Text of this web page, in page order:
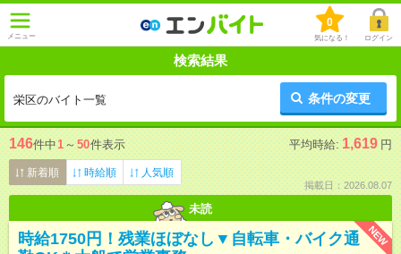
メニュー
0
気になる！ ログイン
検索結果
栄区のバイト一覧 条件の変更
146件中1 ～ 50件表示 平均時給: 1,619 円
新着順 時給順 人気順
掲載日：2026.08.07
未読
NEW
時給1750円！残業ほぼなし▼自転車・バイク通